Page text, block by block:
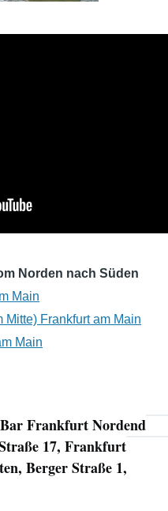
Norden nach Süden
Main
Mitte) Frankfurt am Main
Main
Bar Frankfurt Nordend
17, Frankfurt
Berger Straße 1,